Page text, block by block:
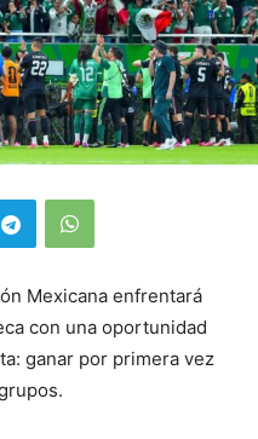
Mexicana enfrentará
con una oportunidad
ganar por primera vez